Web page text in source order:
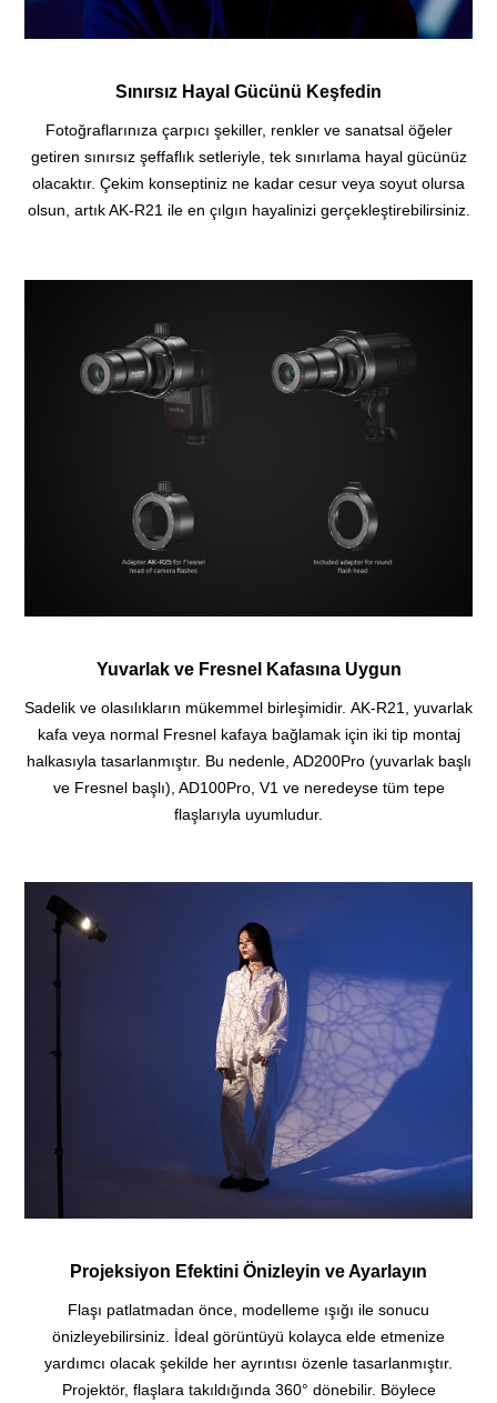
Sınırsız Hayal Gücünü Keşfedin
Fotoğraflarınıza çarpıcı şekiller, renkler ve sanatsal öğeler
getiren sınırsız şeffaflık setleriyle, tek sınırlama hayal gücünüz
olacaktır. Çekim konseptiniz ne kadar cesur veya soyut olursa
olsun, artık AK-R21 ile en çılgın hayalinizi gerçekleştirebilirsiniz.
Yuvarlak ve Fresnel Kafasına Uygun
Sadelik ve olasılıkların mükemmel birleşimidir. AK-R21, yuvarlak
kafa veya normal Fresnel kafaya bağlamak için iki tip montaj
halkasıyla tasarlanmıştır. Bu nedenle, AD200Pro (yuvarlak başlı
ve Fresnel başlı), AD100Pro, V1 ve neredeyse tüm tepe
flaşlarıyla uyumludur.
Projeksiyon Efektini Önizleyin ve Ayarlayın
Flaşı patlatmadan önce, modelleme ışığı ile sonucu
önizleyebilirsiniz. İdeal görüntüyü kolayca elde etmenize
yardımcı olacak şekilde her ayrıntısı özenle tasarlanmıştır.
Projektör, flaşlara takıldığında 360° dönebilir. Böylece